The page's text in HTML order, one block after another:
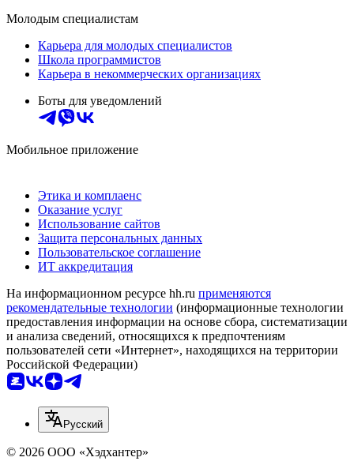
Молодым специалистам
Карьера для молодых специалистов
Школа программистов
Карьера в некоммерческих организациях
Боты для уведомлений
Мобильное приложение
Этика и комплаенс
Оказание услуг
Использование сайтов
Защита персональных данных
Пользовательское соглашение
ИТ аккредитация
На информационном ресурсе hh.ru применяются
рекомендательные технологии (информационные технологии
предоставления информации на основе сбора, систематизации
и анализа сведений, относящихся к предпочтениям
пользователей сети «Интернет», находящихся на территории
Российской Федерации)
Русский
© 2026 ООО «Хэдхантер»